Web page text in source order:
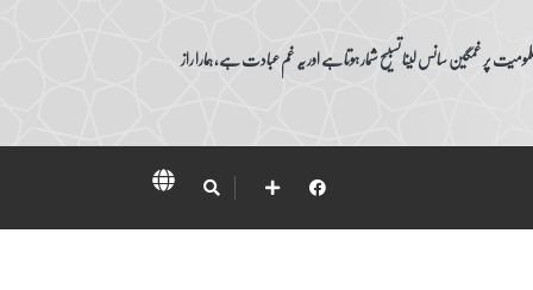
پر غمگین سانس لینا تسبیح شمار ہوتا ہے اور یہ غم عبادت ہے، ہمارا راز